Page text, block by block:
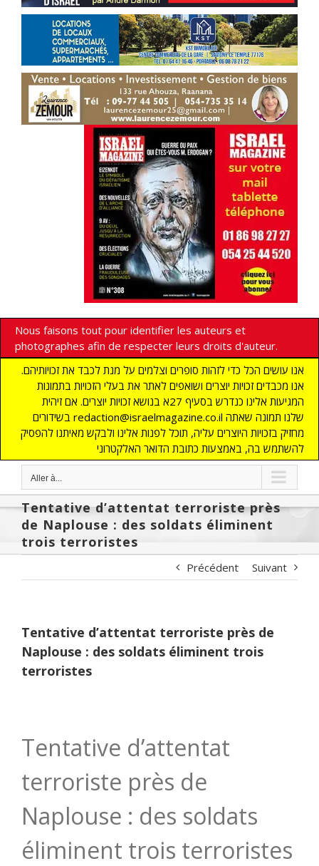
Nous faisons tout pour identifier les auteurs et
photographes afin de respecter leurs droits d'auteur.
אנו עושים הכל כדי לזהות סופרים וצלמים על מנת לכבד את זכויותיהם.
אנו מכבדים זכויות יוצרים ושואפים לאתר את בעלי הזכויות בתמונות
המגיעות אלינו כנדרש בסעיף 27א בנושא זכויות יוצרים. אם זיהית
בשידורים redaction@israelmagazine.co.il שלנו תמונה שאתה
מחזיק בזכויות היוצרים עליה, תוכל לפנות אלינו ולבקש מאיתנו להפסיק
להשתמש בה, באמצעות כתובת הדואר האלקטרוני
Aller à...
Tentative d’attentat terroriste près
de Naplouse : des soldats éliminent
trois terroristes
Précédent Suivant
Tentative d’attentat terroriste près de
Naplouse : des soldats éliminent trois
terroristes
Tentative d’attentat
terroriste près de
Naplouse : des soldats
éliminent trois terroristes